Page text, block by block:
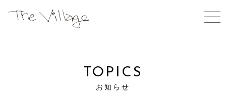
ABOUT US
私たちについて
TOPICS
お知らせ